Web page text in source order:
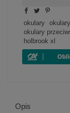
okulary
okulary
holbrook xl
Opis